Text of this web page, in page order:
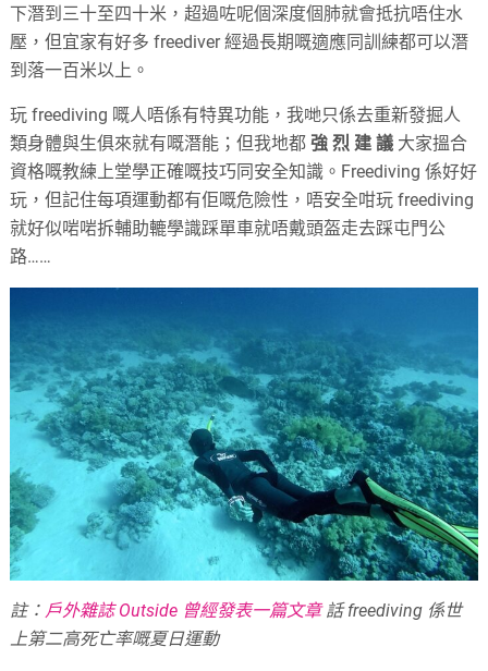
下潛到三十至四十米，超過咗呢個深度個肺就會抵抗唔住水
壓，但宜家有好多 freediver 經過長期嘅適應同訓練都可以潛
到落一百米以上。
玩 freediving 嘅人唔係有特異功能，我哋只係去重新發掘人
類身體與生俱來就有嘅潛能；但我地都強 烈 建 議 大家搵合
資格嘅教練上堂學正確嘅技巧同安全知識。Freediving 係好好
玩，但記住每項運動都有佢嘅危險性，唔安全咁玩 freediving
就好似啱啱拆輔助轆學識踩單車就唔戴頭盔走去踩屯門公
路……
註： 戶外雜誌 Outside 曾經發表一篇文章話 freediving 係世
上第二高死亡率嘅夏日運動